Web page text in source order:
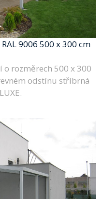
9006 500 x 300 cm
o rozměrech 500 x 300
odstínu stříbrná